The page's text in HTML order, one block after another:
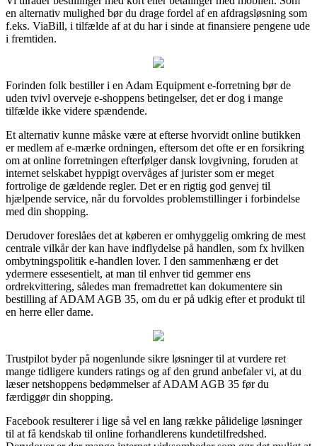
en alternativ mulighed bør du drage fordel af en afdragsløsning som
f.eks. ViaBill, i tilfælde af at du har i sinde at finansiere pengene ude
i fremtiden.
Forinden folk bestiller i en Adam Equipment e-forretning bør de
uden tvivl overveje e-shoppens betingelser, det er dog i mange
tilfælde ikke videre spændende.
Et alternativ kunne måske være at efterse hvorvidt online butikken
er medlem af e-mærke ordningen, eftersom det ofte er en forsikring
om at online forretningen efterfølger dansk lovgivning, foruden at
internet selskabet hyppigt overvåges af jurister som er meget
fortrolige de gældende regler. Det er en rigtig god genvej til
hjælpende service, når du forvoldes problemstillinger i forbindelse
med din shopping.
Derudover foreslåes det at køberen er omhyggelig omkring de mest
centrale vilkår der kan have indflydelse på handlen, som fx hvilken
ombytningspolitik e-handlen lover. I den sammenhæng er det
ydermere essesentielt, at man til enhver tid gemmer ens
ordrekvittering, således man fremadrettet kan dokumentere sin
bestilling af ADAM AGB 35, om du er på udkig efter et produkt til
en herre eller dame.
Trustpilot byder på nogenlunde sikre løsninger til at vurdere ret
mange tidligere kunders ratings og af den grund anbefaler vi, at du
læser netshoppens bedømmelser af ADAM AGB 35 før du
færdiggør din shopping.
Facebook resulterer i lige så vel en lang række pålidelige løsninger
til at få kendskab til online forhandlerens kundetilfredshed.